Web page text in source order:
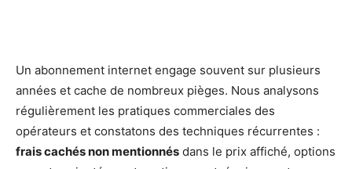
Un abonnement internet engage souvent sur plusieurs
années et cache de nombreux pièges. Nous analysons
régulièrement les pratiques commerciales des
opérateurs et constatons des techniques récurrentes :
frais cachés non mentionnés dans le prix affiché, options